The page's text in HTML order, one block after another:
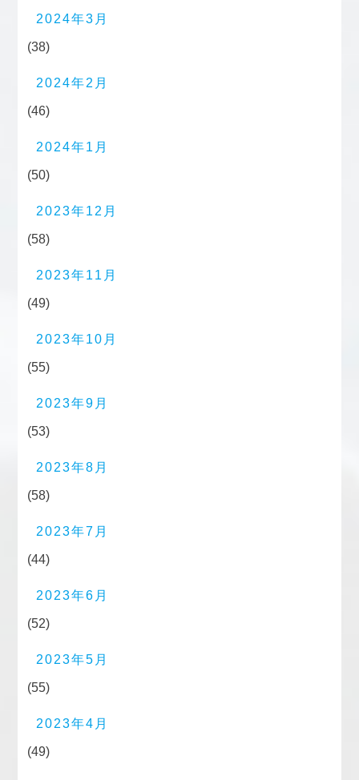
2024年3月
(38)
2024年2月
(46)
2024年1月
(50)
2023年12月
(58)
2023年11月
(49)
2023年10月
(55)
2023年9月
(53)
2023年8月
(58)
2023年7月
(44)
2023年6月
(52)
2023年5月
(55)
2023年4月
(49)